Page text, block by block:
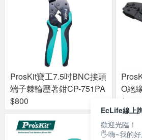
ProsKit寶工7.5吋BNC接頭
端子棘輪壓著鉗CP-751PA
$800
O絕
$800
EcLife線上
歡迎光臨！
🖐嗨~我的好